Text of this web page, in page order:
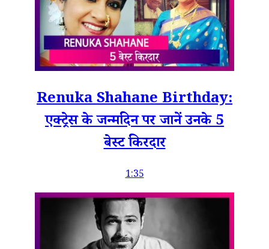
Renuka Shahane Birthday:
एक्ट्रेस के जन्मदिन पर जानें उनके 5
बेस्ट किरदार
1:35